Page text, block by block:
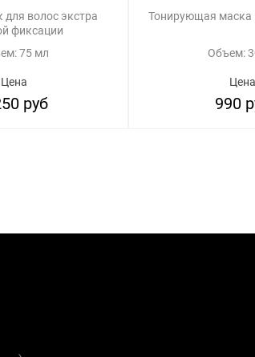
волос экстра
фиксации
75 мл
Цена
руб
Тонирующая маска
Объем:
Цена
990